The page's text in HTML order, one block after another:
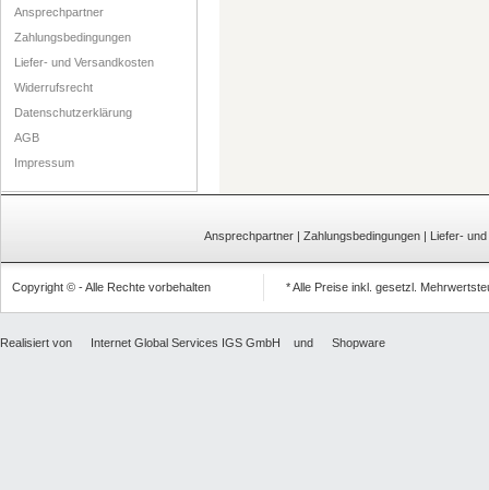
Ansprechpartner
Zahlungsbedingungen
Liefer- und Versandkosten
Widerrufsrecht
Datenschutzerklärung
AGB
Impressum
Ansprechpartner | Zahlungsbedingungen | Liefer-
Copyright © - Alle Rechte vorbehalten * Alle Preise inkl. gesetzl.
Realisiert von Internet Global Services IGS GmbH und Shopware